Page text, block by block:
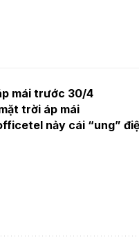
mái trước 30/4
trời áp mái
nảy cái “ung”